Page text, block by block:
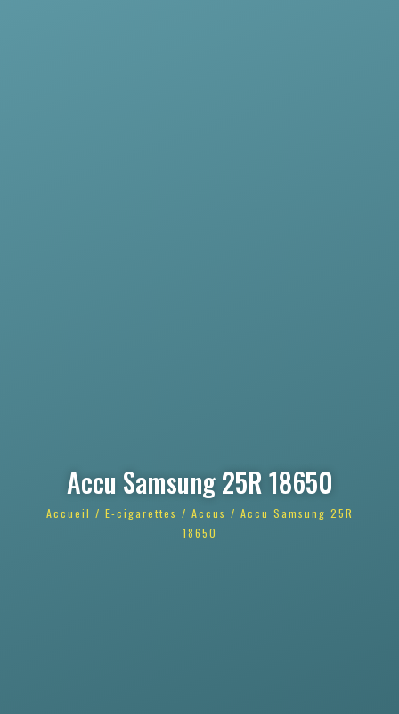
Accu Samsung 25R 18650
Accueil / E-cigarettes / Accus / Accu Samsung 25R
18650